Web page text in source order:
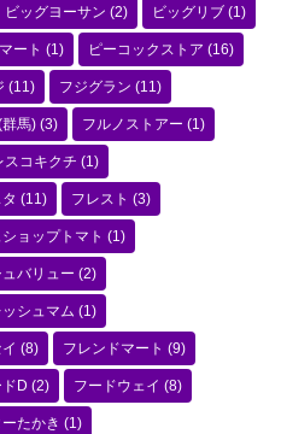
ビッグヨーサン (2) ビッグリブ (1)
ート (1) ピーコックストア (16)
(11) フジグラン (11)
馬) (3) フルノストアー (1)
スコキクチ (1)
(11) フレスト (3)
ョップトマト (1)
バリュー (2)
ッシュマム (1)
(8) フレンドマート (9)
D (2) フードウェイ (8)
たかき (1)